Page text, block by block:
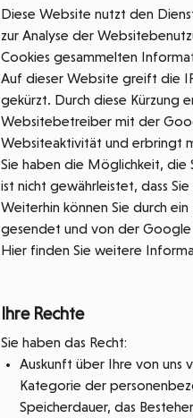
Diese Website nutzt den
zur Analyse der
Cookies gesammelten
Auf dieser Website greift die
gekürzt. Durch diese Kürzung
Websitebetreiber mit der
Websiteaktivität und erbringt
Sie haben die Möglichkeit, die
ist nicht gewährleistet, dass
Weiterhin können Sie durch
gesendet und von der
Hier finden Sie weitere
Ihre Rechte
Sie haben das Recht:
Auskunft über Ihre von uns
Kategorie der
Speicherdauer, das